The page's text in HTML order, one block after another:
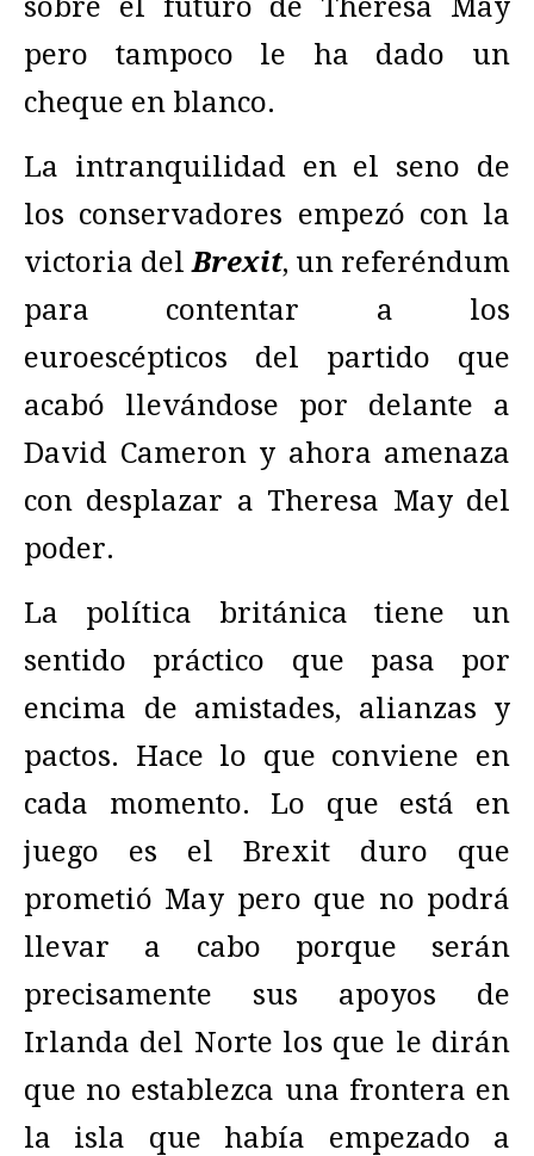
pero tampoco le ha dado un
cheque en blanco.
La intranquilidad en el seno de
los conservadores empezó con la
victoria delBrexit, un referéndum
para contentar a los
euroescépticos del partido que
acabó llevándose por delante a
David Cameron y ahora amenaza
con desplazar a Theresa May del
poder.
La política británica tiene un
sentido práctico que pasa por
encima de amistades, alianzas y
pactos. Hace lo que conviene en
cada momento. Lo que está en
juego es el Brexit duro que
prometió May pero que no podrá
llevar a cabo porque serán
precisamente sus apoyos de
Irlanda del Norte los que le dirán
que no establezca una frontera en
la isla que había empezado a